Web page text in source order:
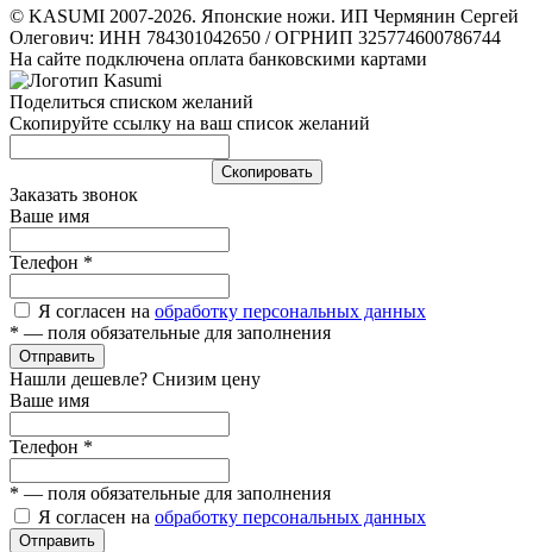
© KASUMI 2007-2026. Японские ножи. ИП Чермянин Сергей
Олегович: ИНН 784301042650 / ОГРНИП 325774600786744
На сайте подключена оплата банковскими картами
Поделиться списком желаний
Скопируйте ссылку на ваш список желаний
Cкопировать
Заказать звонок
Ваше имя
Телефон *
Я согласен на обработку персональных данных
* — поля обязательные для заполнения
Отправить
Нашли дешевле? Снизим цену
Ваше имя
Телефон *
* — поля обязательные для заполнения
Я согласен на обработку персональных данных
Отправить